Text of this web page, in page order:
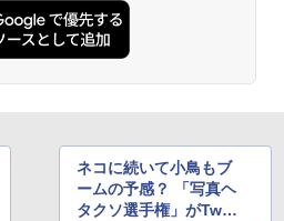
ネコに続いて小鳥もブ
ームの予感？ 「写真ヘ
タクソ選手権」がTwitt